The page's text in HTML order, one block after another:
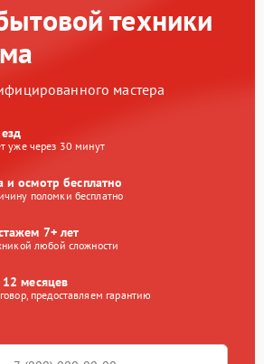
техники
мастера
уже через 30 минут
и осмотр бесплатно
поломки бесплатно
7+ лет
любой сложности
месяцев
предоставляем гарантию